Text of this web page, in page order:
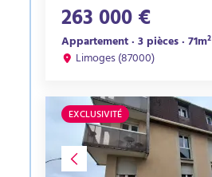
263 000 €
Appartement · 3 pièces · 71m²
Limoges (87000)
EXCLUSIVITÉ